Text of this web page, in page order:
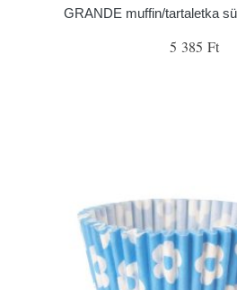
GRANDE muffin/tartaletka
5 385 Ft